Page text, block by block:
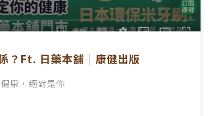
？Ft. 日藥本舖｜康健出版
康，絕對是你